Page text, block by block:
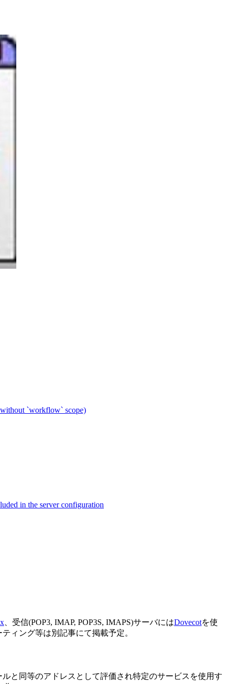
`workflow` scope)
in the server configuration
、受信(POP3, IMAP, POP3S, IMAPS)サーバにはDovecotを使
ィング等は別記事にて掲載予定。
と同等のアドレスとして評価され特定のサービスを使用す